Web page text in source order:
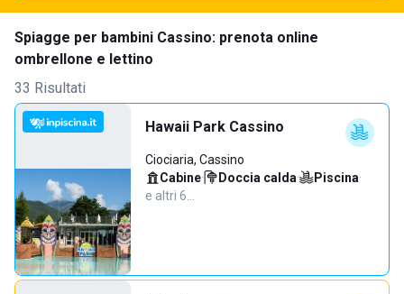
Spiagge per bambini Cassino: prenota online
ombrellone e lettino
33 Risultati
Hawaii Park Cassino
Ciociaria, Cassino
Cabine· Doccia calda· Piscina·
e altri 6…